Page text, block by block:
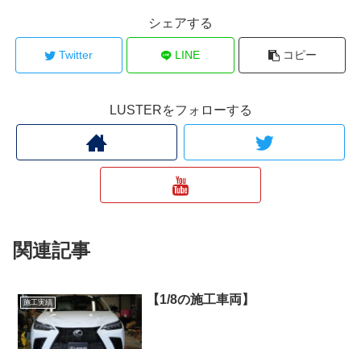
シェアする
Twitter LINE コピー
LUSTERをフォローする
関連記事
施工実績 【1/8の施工車両】